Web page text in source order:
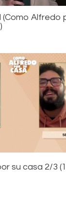
Alfredo
su casa 2/3